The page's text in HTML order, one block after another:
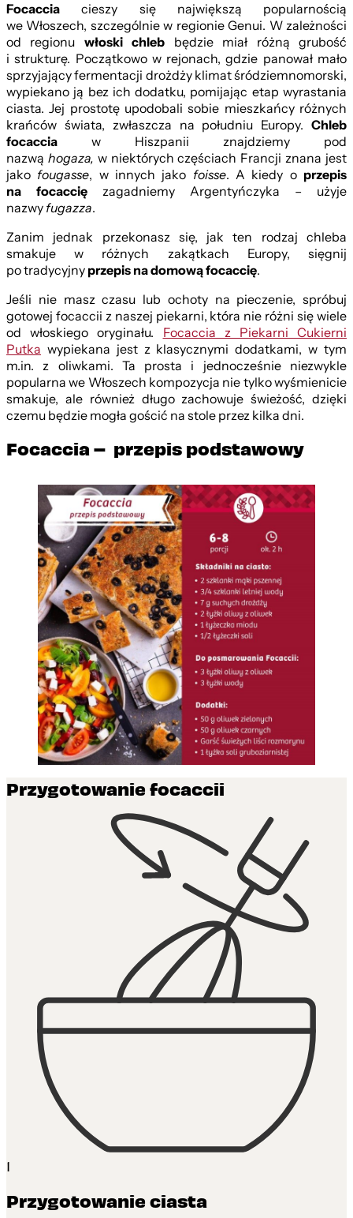
Focaccia cieszy się największą popularnością
we Włoszech, szczególnie w regionie Genui. W zależności
od regionu włoski chleb będzie miał różną grubość
i strukturę. Początkowo w rejonach, gdzie panował mało
sprzyjający fermentacji drożdży klimat śródziemnomorski,
wypiekano ją bez ich dodatku, pomijając etap wyrastania
ciasta. Jej prostotę upodobali sobie mieszkańcy różnych
krańców świata, zwłaszcza na południu Europy. Chleb
focaccia w Hiszpanii znajdziemy pod
nazwą hogaza, w niektórych częściach Francji znana jest
jako fougasse, w innych jako foisse. A kiedy o przepis
na focaccię zagadniemy Argentyńczyka – użyje
nazwyfugazza.
Zanim jednak przekonasz się, jak ten rodzaj chleba
smakuje w różnych zakątkach Europy, sięgnij
po tradycyjnyprzepis na domową focaccię.
Jeśli nie masz czasu lub ochoty na pieczenie, spróbuj
gotowej focaccii z naszej piekarni, która nie różni się wiele
od włoskiego oryginału. Focaccia z Piekarni Cukierni
Putka wypiekana jest z klasycznymi dodatkami, w tym
m.in. z oliwkami. Ta prosta i jednocześnie niezwykle
popularna we Włoszech kompozycja nie tylko wyśmienicie
smakuje, ale również długo zachowuje świeżość, dzięki
czemu będzie mogła gościć na stole przez kilka dni.
Focaccia – przepis podstawowy
Przygotowanie focaccii
1
Przygotowanie ciasta